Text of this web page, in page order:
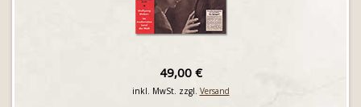
49,00 €
inkl. MwSt. zzgl. Versand